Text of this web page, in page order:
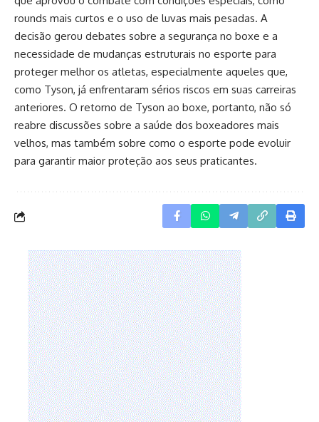
rounds mais curtos e o uso de luvas mais pesadas. A
decisão gerou debates sobre a segurança no boxe e a
necessidade de mudanças estruturais no esporte para
proteger melhor os atletas, especialmente aqueles que,
como Tyson, já enfrentaram sérios riscos em suas carreiras
anteriores. O retorno de Tyson ao boxe, portanto, não só
reabre discussões sobre a saúde dos boxeadores mais
velhos, mas também sobre como o esporte pode evoluir
para garantir maior proteção aos seus praticantes.